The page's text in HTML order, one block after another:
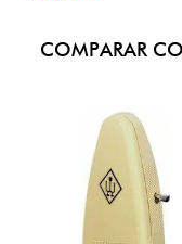
COMPARAR